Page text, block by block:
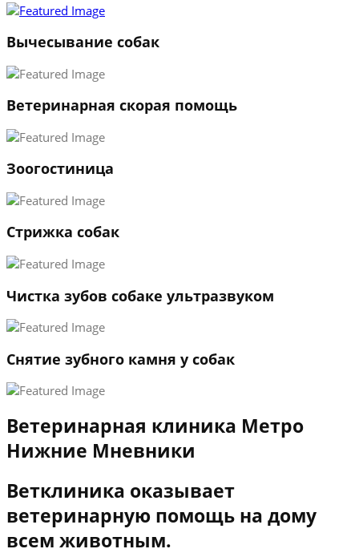
2
→
Вычесывание собак
Ветеринарная скорая помощь
Зоогостиница
Стрижка собак
Чистка зубов собаке ультразвуком
Снятие зубного камня у собак
Ветеринарная клиника Метро
Нижние Мневники
Ветклиника оказывает
ветеринарную помощь на дому
всем животным.